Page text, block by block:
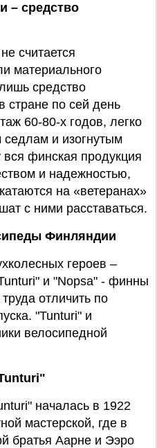
– средство
считается
материального
средство
стране по сей день
60-80-х годов, легко
и изогнутым
финская продукция
и надежностью,
на «ветеранах»
с ними расставаться.
Финляндии
героев –
и "Nopsa" - финны
отличить по
"Tunturi" и
велосипедной
началась в 1922
мастерской, где в
братья Аарне и Ээро